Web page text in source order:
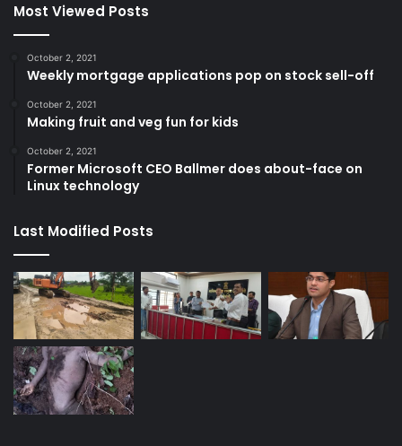
Most Viewed Posts
October 2, 2021
Weekly mortgage applications pop on stock sell-off
October 2, 2021
Making fruit and veg fun for kids
October 2, 2021
Former Microsoft CEO Ballmer does about-face on
Linux technology
Last Modified Posts